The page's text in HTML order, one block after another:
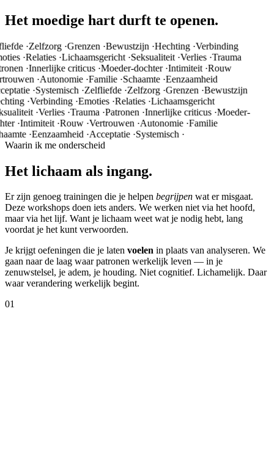
Het moedige hart durft te openen.
· Zelfzorg · Grenzen · Bewustzijn · Hechting · Verbinding
· Relaties · Lichaamsgericht · Seksualiteit · Verlies · Trauma
· Innerlijke criticus · Moeder-dochter · Intimiteit · Rouw
· Autonomie · Familie · Schaamte · Eenzaamheid
· Systemisch · Zelfliefde · Zelfzorg · Grenzen · Bewustzijn
· Verbinding · Emoties · Relaties · Lichaamsgericht
· Verlies · Trauma · Patronen · Innerlijke criticus · Moeder-
· Intimiteit · Rouw · Vertrouwen · Autonomie · Familie
· Eenzaamheid · Acceptatie · Systemisch ·
Waarin ik me onderscheid
Het lichaam als ingang.
Er zijn genoeg trainingen die je helpen begrijpen wat er misgaat.
Deze workshops doen iets anders. We werken niet via het hoofd,
maar via het lijf. Want je lichaam weet wat je nodig hebt, lang
voordat je het kunt verwoorden.
Je krijgt oefeningen die je laten voelen in plaats van analyseren. We
gaan naar de laag waar patronen werkelijk leven — in je
zenuwstelsel, je adem, je houding. Niet cognitief. Lichamelijk. Daar
waar verandering werkelijk begint.
01